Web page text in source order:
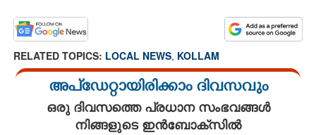
RELATED TOPICS: LOCAL NEWS, KOLLAM
അപ്ഡേറ്റായിരിക്കാം ദിവസവും
ഒരു ദിവസത്തെ പ്രധാന സംഭവങ്ങൾ
നിങ്ങളുടെ ഇൻബോക്സിൽ